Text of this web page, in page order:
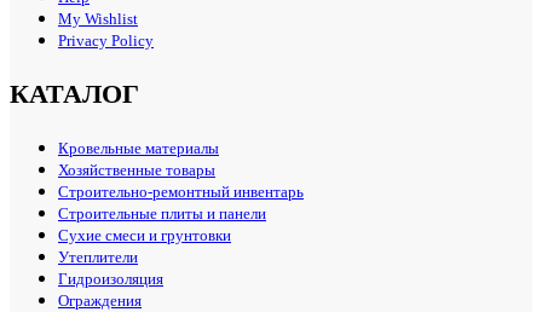
My Wishlist
Privacy Policy
КАТАЛОГ
Кровельные материалы
Хозяйственные товары
Строительно-ремонтный инвентарь
Строительные плиты и панели
Сухие смеси и грунтовки
Утеплители
Гидроизоляция
Ограждения